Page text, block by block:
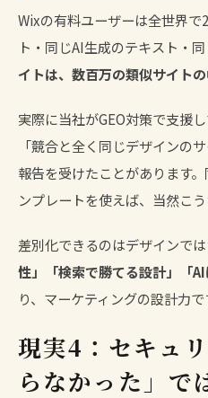
Wixの有料ユーザーは全世界
ト・同じAI生成のテキスト・
イトは、数百万の類似サイト
実際に当社がGEO対策で支援
「競合と全く同じデザインの
報告を受けたことがあります
ンプレートを使えば、当然こう
差別化できるのはデザインでは
性」「検索で勝てる設計」「AI
り、マーケティングの設計力で
現実4：セキュ
らなかった」で